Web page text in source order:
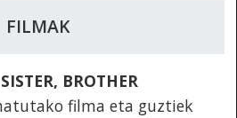
FILMAK
BROTHER
filma eta guztiek